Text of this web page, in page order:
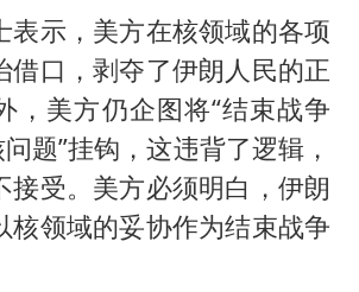
表示，美方在核领域的各项
借口，剥夺了伊朗人民的正
，美方仍企图将“结束战争
题”挂钩，这违背了逻辑，
接受。美方必须明白，伊朗
核领域的妥协作为结束战争